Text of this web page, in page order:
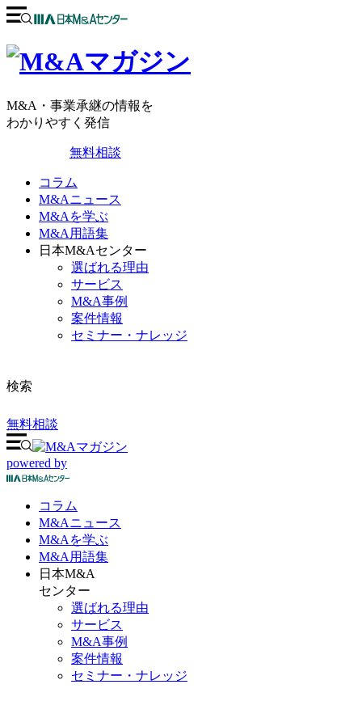
M&A・事業承継の情報を
わかりやすく発信
無料相談
コラム
M&Aニュース
M&Aを学ぶ
M&A用語集
日本M&Aセンター
選ばれる理由
サービス
M&A事例
案件情報
セミナー・ナレッジ
検索
無料相談
powered by
コラム
M&Aニュース
M&Aを学ぶ
M&A 用語集
日本M&A
センター
選ばれる理由
サービス
M&A事例
案件情報
セミナー・ナレッジ